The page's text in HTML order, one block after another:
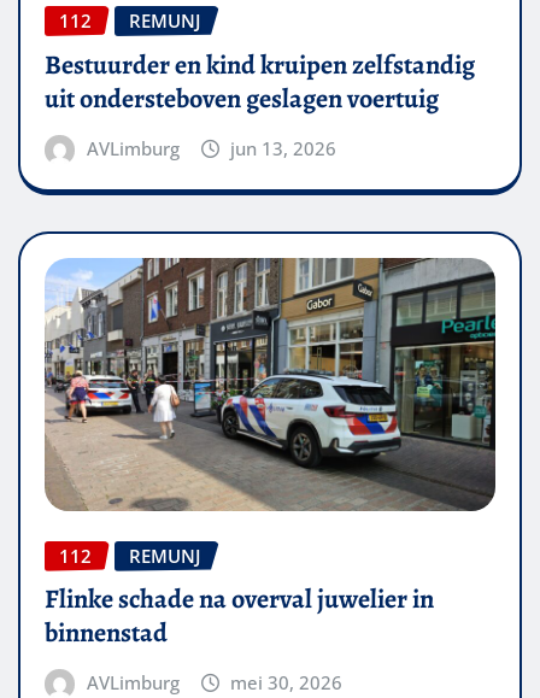
112 REMUNJ
Bestuurder en kind kruipen zelfstandig
uit ondersteboven geslagen voertuig
AVLimburg jun 13, 2026
112 REMUNJ
Flinke schade na overval juwelier in
binnenstad
AVLimburg mei 30, 2026